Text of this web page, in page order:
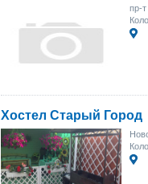
пр-
Хостел Старый Город